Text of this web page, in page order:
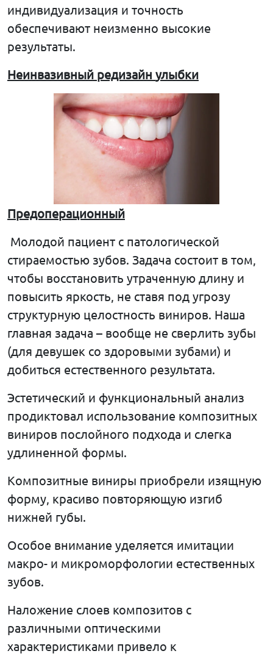
индивидуализация и точность
обеспечивают неизменно высокие
результаты.
Неинвазивный редизайн улыбки
Предоперационный
Молодой пациент с патологической
стираемостью зубов. Задача состоит в том,
чтобы восстановить утраченную длину и
повысить яркость, не ставя под угрозу
структурную целостность виниров. Наша
главная задача – вообще не сверлить зубы
(для девушек со здоровыми зубами) и
добиться естественного результата.
Эстетический и функциональный анализ
продиктовал использование композитных
виниров послойного подхода и слегка
удлиненной формы.
Композитные виниры приобрели изящную
форму, красиво повторяющую изгиб
нижней губы.
Особое внимание уделяется имитации
макро- и микроморфологии естественных
зубов.
Наложение слоев композитов с
различными оптическими
характеристиками привело к